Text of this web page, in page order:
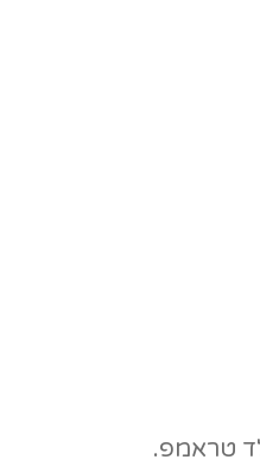
טראמפ.